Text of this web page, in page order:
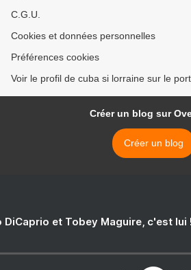
C.G.U.
Cookies et données personnelles
Préférences cookies
Voir le profil de cuba si lorraine sur le
Créer un blog sur
Créer un blog
DiCaprio et Tobey Maguire, c'est